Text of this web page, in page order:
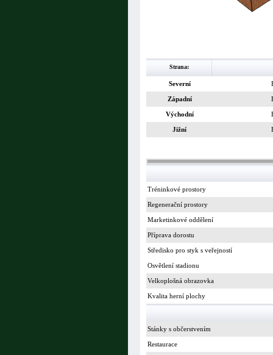
Strana:
Severní
Západní
Východní
Jižní
Tréninkové prostory
Regenerační prostory
Marketinkové oddělení
Příprava dorostu
Středisko pro styk s veřejností
Osvětlení stadionu
Velkoplošná obrazovka
Kvalita herní plochy
Stánky s občerstvením
Restaurace